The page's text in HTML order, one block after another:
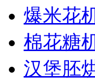
爆米花
棉花糖
汉堡胚